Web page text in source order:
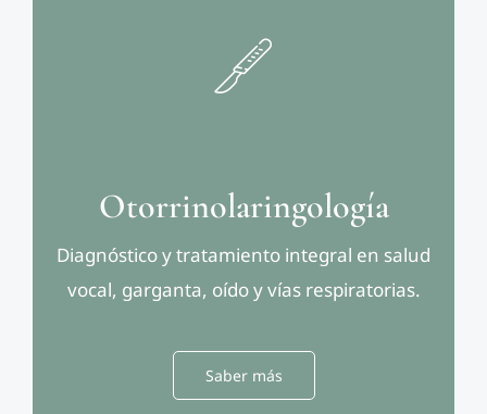
Otorrinolaringología
Diagnóstico y tratamiento integral en salud
vocal, garganta, oído y vías respiratorias.
Saber más